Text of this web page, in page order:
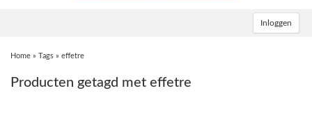
Inloggen
Home » Tags » effetre
Producten getagd met effetre